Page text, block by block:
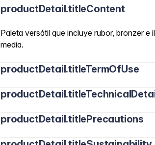
productDetail.titleContent
Paleta versátil que incluye rubor, bronzer
media.
productDetail.titleTermOfUse
Talco, Mica, Fluorflogopita Sintética, Sílice,
Aluminio, Etilhexilglicerina.
productDetail.titlePrecautions